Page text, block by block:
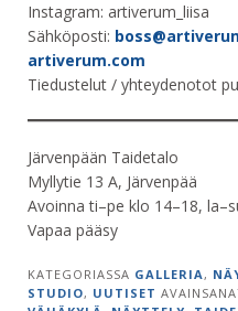
Instagram: artiverum_liisa
Sähköposti:
artiverum.com
Tiedustelut / yhteydenotot​
Järvenpään Taidetalo
Myllytie 13 A, Järvenpää
Avoinna ti–pe klo 14–18,
Vapaa pääsy
KATEGORIASSA GALLERIA,
STUDIO, UUTISET